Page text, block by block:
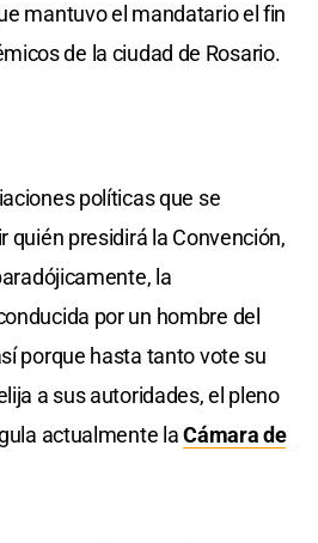
mantuvo el mandatario el fin
de la ciudad de Rosario.
políticas que se
quién presidirá la Convención,
la
por un hombre del
porque hasta tanto vote su
a sus autoridades, el pleno
actualmente laCámara de